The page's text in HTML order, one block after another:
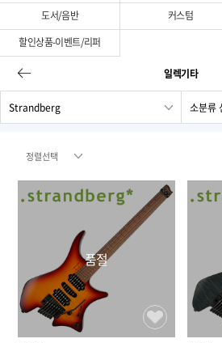
도서/음반
커스텀
할인상품-이벤트/리퍼
일렉기타
품절